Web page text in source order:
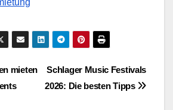
Schlager Music Festivals
2026: Die besten Tipps
mieten